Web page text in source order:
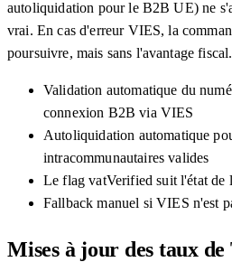
autoliquidation pour le B2B UE) ne
vrai. En cas d'erreur VIES, la
poursuivre, mais sans l'avantage fiscal.
Validation automatique du
connexion B2B via VIES
Autoliquidation automatique
intracommunautaires valides
Le flag vatVerified suit l'état de
Fallback manuel si VIES n'est
Mises à jour des taux